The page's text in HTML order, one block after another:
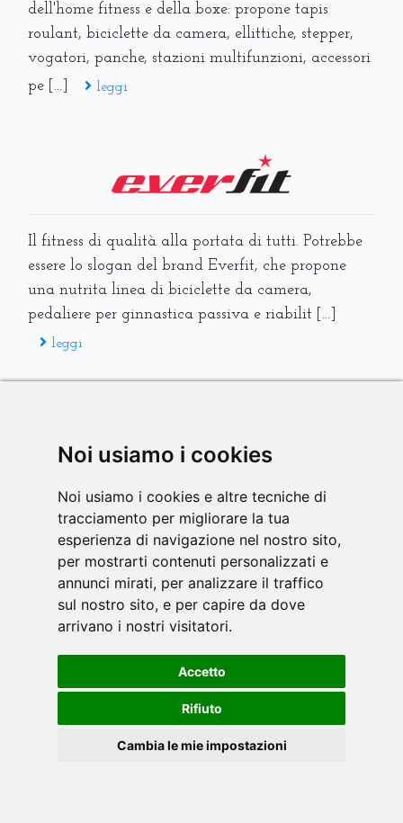
Noi usiamo i cookies
Noi usiamo i cookies e altre tecniche di
tracciamento per migliorare la tua
esperienza di navigazione nel nostro sito,
per mostrarti contenuti personalizzati e
annunci mirati, per analizzare il traffico
sul nostro sito, e per capire da dove
arrivano i nostri visitatori.
Accetto
Rifiuto
Cambia le mie impostazioni
dell'home fitness e della boxe: propone tapis
roulant, biciclette da camera, ellittiche, stepper,
vogatori, panche, stazioni multifunzioni, accessori
pe [...]
leggi
Il fitness di qualità alla portata di tutti. Potrebbe
essere lo slogan del brand Everfit, che propone
una nutrita linea di biciclette da camera,
pedaliere per ginnastica passiva e riabilit [...]
leggi
Inspire, storico brand americano leader nella
progettazione e realizzazione di attrezzature
isotoniche, e non solo, caratterizzate da
un’altissima qualità ed accuratezza costruttiva,
nonc [...]
leggi
Con l'invenzione delle macchine per l'allenamento